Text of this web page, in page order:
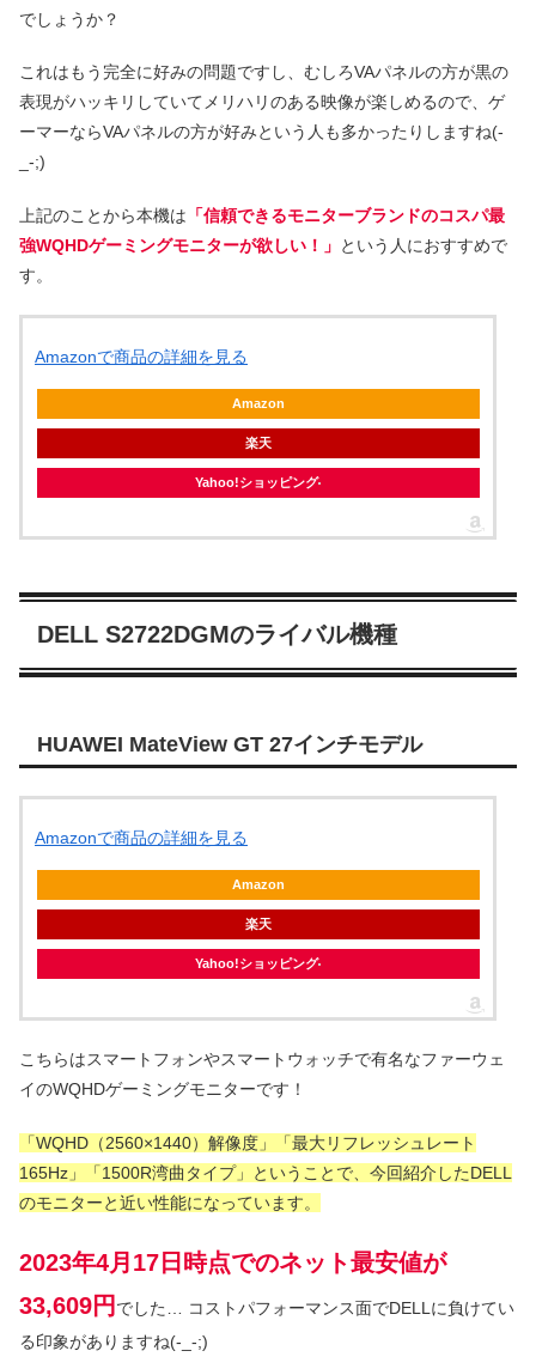
でしょうか？
これはもう完全に好みの問題ですし、むしろVAパネルの方が黒の
表現がハッキリしていてメリハリのある映像が楽しめるので、ゲ
ーマーならVAパネルの方が好みという人も多かったりしますね(-
_-;)
上記のことから本機は 「信頼できるモニターブランドのコスパ最
強WQHDゲーミングモニターが欲しい！」 という人におすすめで
す。
Amazonで商品の詳細を見る
Amazon
楽天
Yahoo!ショッピング
DELL S2722DGMのライバル機種
HUAWEI MateView GT 27インチモデル
Amazonで商品の詳細を見る
Amazon
楽天
Yahoo!ショッピング
こちらはスマートフォンやスマートウォッチで有名なファーウェ
イのWQHDゲーミングモニターです！
「WQHD（2560×1440）解像度」「最大リフレッシュレート
165Hz」「1500R湾曲タイプ」ということで、今回紹介したDELL
のモニターと近い性能になっています。
2023年4月17日時点でのネット最安値が
33,609円 でした… コストパフォーマンス面でDELLに負けてい
る印象がありますね(-_-;)